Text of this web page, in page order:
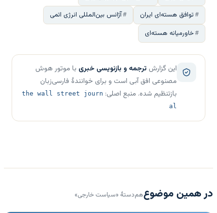
توافق هسته‌ای ایران
آژانس بین‌المللی انرژی اتمی
خاورمیانه هسته‌ای
این گزارش ترجمه و بازنویسی خبری با موتور هوش
مصنوعی افق آبی است و برای خوانندهٔ فارسی‌زبان
بازتنظیم شده. منبع اصلی: the wall street journ
al
در همین موضوعهم‌دستهٔ «سیاست خارجی»